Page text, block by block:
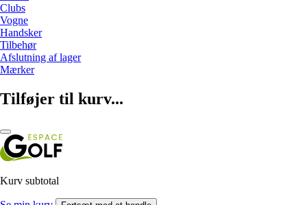
Clubs
Vogne
Handsker
Tilbehør
Afslutning af lager
Mærker
Tilføjer til kurv...
Kurv subtotal